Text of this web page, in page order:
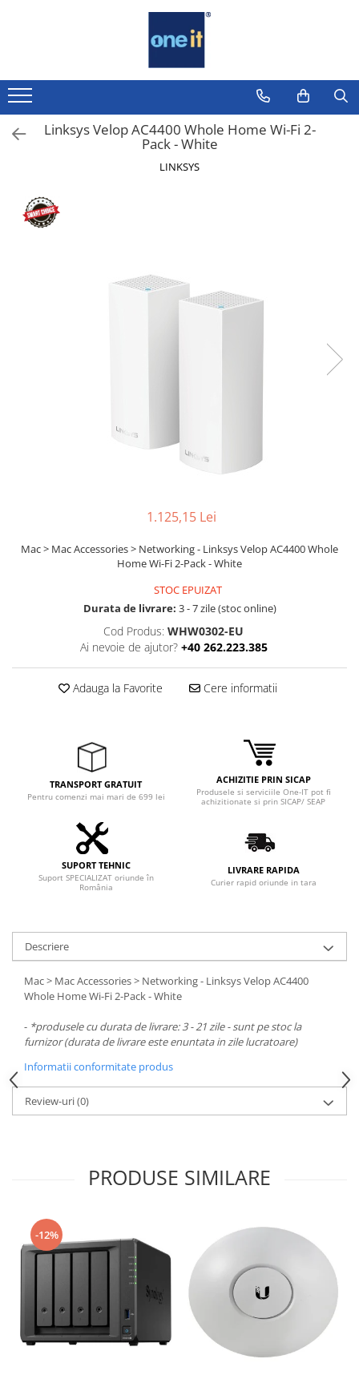
Laptop, Tablete & Telefoane
Laptop / Notebook
Notebook Consumer
Componente Laptop
Tablete & accesorii
Sisteme PC & Periferice
Sisteme Desktop & Monitoare
Microfoane & Casti Gaming
Scaune Gaming
Tastaturi Gaming
Card Reader
Casti
Componente PC
Placi Video
CPU
Memorii
SSD
Hard Disc-uri
Carcase
Surse
Servere & Componente
Servere
Software
Retelistica & Supraveghere
Printing
Multifunctionale
Linksys Velop AC4400 Whole Home Wi-Fi 2-
Pack - White
LINKSYS
1.125,15 Lei
Mac > Mac Accessories > Networking - Linksys Velop AC4400 Whole
Home Wi-Fi 2-Pack - White
STOC EPUIZAT
Durata de livrare: 3 - 7 zile (stoc online)
Cod Produs: WHW0302-EU
Ai nevoie de ajutor? +40 262.223.385
Adauga la Favorite Cere informatii
TRANSPORT GRATUIT
Pentru comenzi mai mari de 699 lei
ACHIZITIE PRIN SICAP
Produsele si serviciile One-IT pot fi
achizitionate si prin SICAP/ SEAP
SUPORT TEHNIC
Suport SPECIALIZAT oriunde în
România
LIVRARE RAPIDA
Curier rapid oriunde in tara
Descriere
Mac > Mac Accessories > Networking - Linksys Velop AC4400
Whole Home Wi-Fi 2-Pack - White
- *produsele cu durata de livrare: 3 - 21 zile - sunt pe stoc la
furnizor (durata de livrare este enuntata in zile lucratoare)
Informatii conformitate produs
Review-uri(0)
PRODUSE SIMILARE
-12%